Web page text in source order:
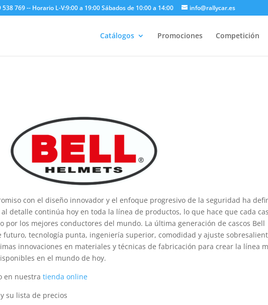
769 -- Horario L-V:9:00 a 19:00 Sábados de 10:00 a 14:00 info@rallycar.es
Catálogos Promociones Competición
con el diseño innovador y el enfoque progresivo de la seguridad ha
detalle continúa hoy en toda la línea de productos, lo que hace que cada
por los mejores conductores del mundo. La última generación de cascos Bell
futuro, tecnología punta, ingeniería superior, comodidad y ajuste
innovaciones en materiales y técnicas de fabricación para crear la línea
en el mundo de hoy.
en nuestratienda online
su lista de precios